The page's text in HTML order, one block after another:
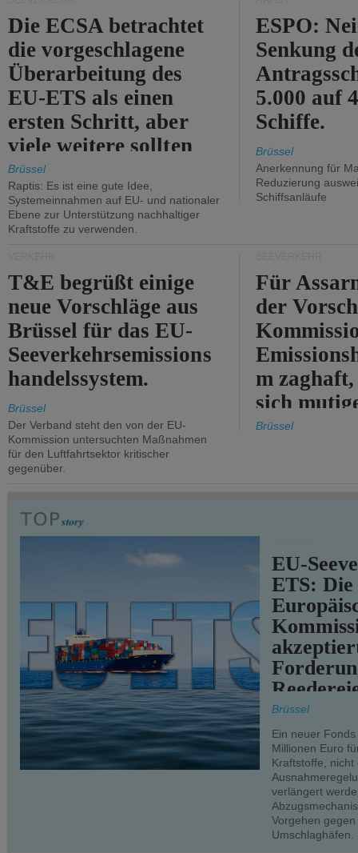
Die ECSA betrachtet
die vorgeschlagene
Überarbeitung des
EU-ETS als einen
ersten Schritt, aber
viele weitere sollten
folgen.
Brüssel
Raptis: Es ist eine gute Idee,
Systemeinnahmen auf EU- und nationaler
Ebene zur Unterstützung nachhaltiger
Kraftstoffe zu verwenden.
ESPO:
Senkung
5.000 auf
Schiffe.
Brüssel
Anerkennung für
Reduzierung
Schiffsanläufe
T&E begrüßt einige
neue Vorschläge aus
Brüssel für das EU-
Seeverkehrsemissions
handelssystem.
Brüssel
Der Verband steht den von der EU-
Kommission untersuchten Maßnahmen
für den Luftfahrtsektor kritischer
gegenüber.
Für
der
m
sich
Brüssel
EU-
ETS: Die
teilweise.
Brüssel
Ein neuer
Millionen Euro
Kraftstoffe, nicht
verlängert
Vorgehen
Umschlaghäfen.